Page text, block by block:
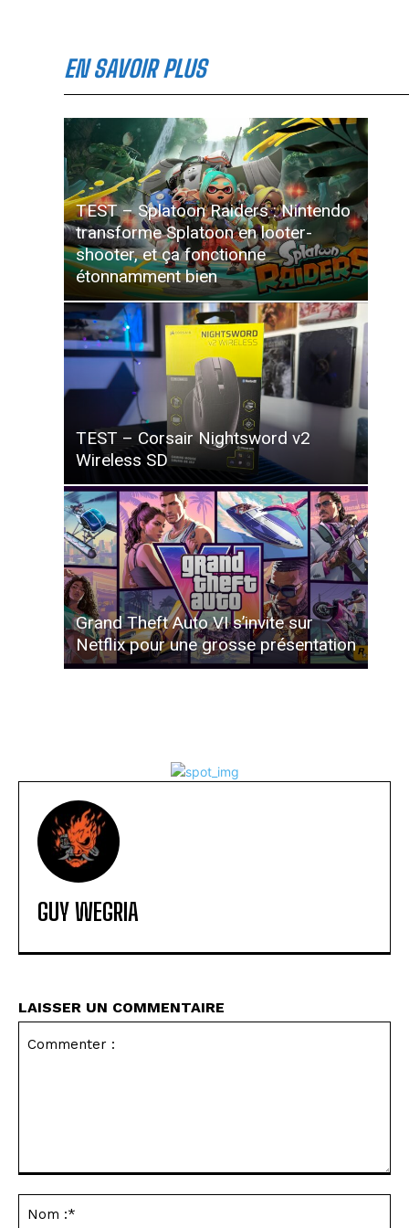
EN SAVOIR PLUS
TEST – Splatoon Raiders : Nintendo
transforme Splatoon en looter-
shooter, et ça fonctionne
étonnamment bien
TEST – Corsair Nightsword v2
Wireless SD
Grand Theft Auto VI s’invite sur
Netflix pour une grosse présentation
GUY WEGRIA
LAISSER UN COMMENTAIRE